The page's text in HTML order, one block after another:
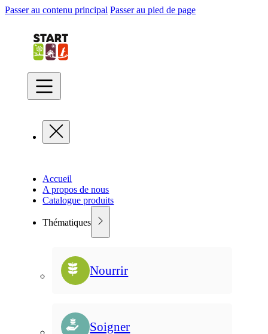
Passer au contenu principal Passer au pied de page
Accueil
A propos de nous
Catalogue produits
Thématiques
Nourrir
Soigner